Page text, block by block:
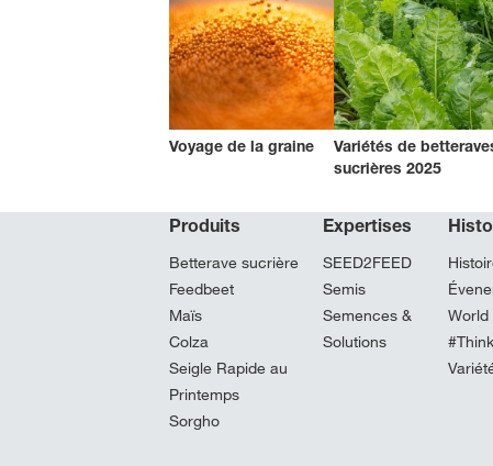
Voyage de la graine
Variétés de
sucrières 2025
Produits
Betterave sucrière
Feedbeet
Maïs
Colza
Seigle Rapide au
Printemps
Sorgho
Expertises
SEED2FEED
Semis
Semences &
Solutions
World